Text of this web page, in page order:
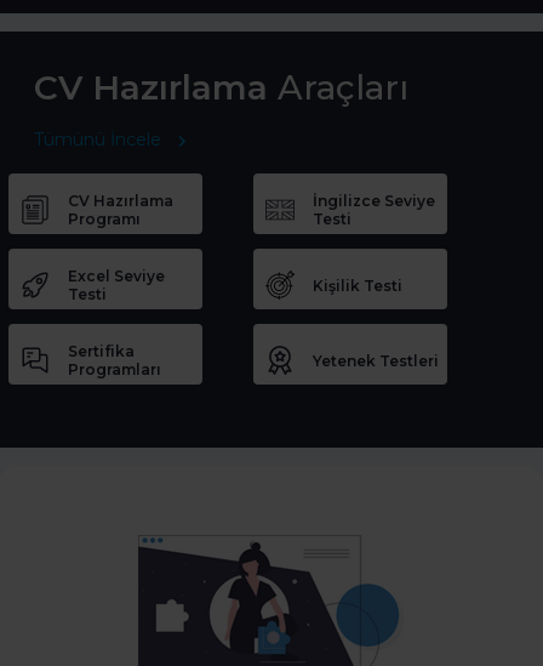
CV Hazırlama Araçları
Tümünü İncele
CV Hazırlama
Programı
İngilizce Seviye
Testi
Excel Seviye
Testi
Kişilik Testi
Sertifika
Programları
Yetenek Testleri